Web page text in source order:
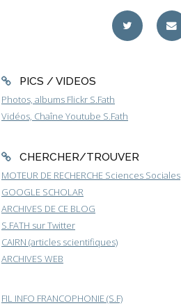
PICS / VIDEOS
Photos, albums Flickr S.Fath
Vidéos, Chaîne Youtube S.Fath
CHERCHER/TROUVER
MOTEUR DE RECHERCHE Sciences Sociales
GOOGLE SCHOLAR
ARCHIVES DE CE BLOG
S.FATH sur Twitter
CAIRN (articles scientifiques)
ARCHIVES WEB
FIL INFO FRANCOPHONIE (S.F)